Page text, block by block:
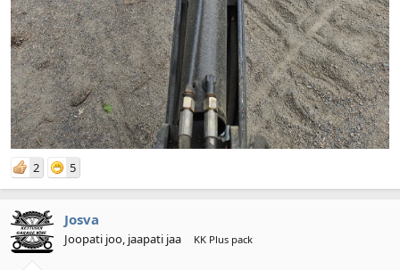
2 5
Josva
Joopati joo, jaapati jaa KK Plus pack